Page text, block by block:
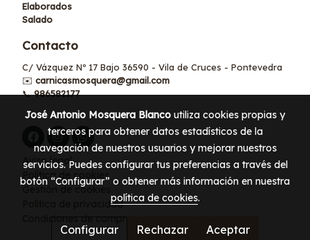
Elaborados
Salado
Contacto
C/ Vázquez Nº 17 Bajo 36590 - Vila de Cruces - Pontevedra
✉️ carnicasmosquera@gmail.com
📞986582177
Aviso legal
Política de cookies
Gestión de cookies
Política de privacidad
José Antonio Mosquera Blanco utiliza cookies propias y
terceros para obtener datos estadísticos de la
navegación de nuestros usuarios y mejorar nuestros
servicios. Puedes configurar tus preferencias a través del
botón “Configurar” o obtener más información en nuestra
política de cookies.
Configurar Rechazar Aceptar